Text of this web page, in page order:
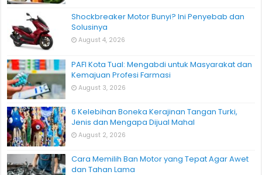
Shockbreaker Motor Bunyi? Ini Penyebab dan
Solusinya
August 4, 2026
PAFI Kota Tual: Mengabdi untuk Masyarakat dan
Kemajuan Profesi Farmasi
August 3, 2026
6 Kelebihan Boneka Kerajinan Tangan Turki,
Jenis dan Mengapa Dijual Mahal
August 2, 2026
Cara Memilih Ban Motor yang Tepat Agar Awet
dan Tahan Lama